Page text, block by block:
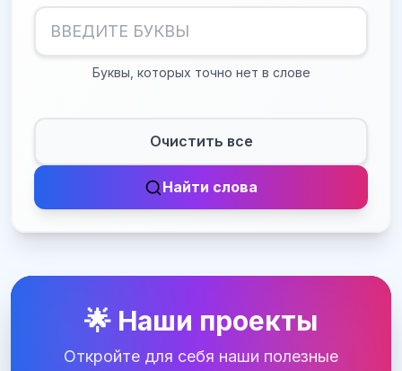
Буквы, которых точно нет в слове
Очистить все
Найти слова
🌟 Наши проекты
Откройте для себя наши полезные